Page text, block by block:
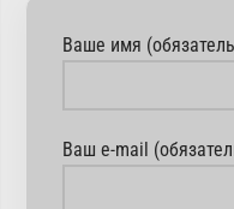
Ваше имя
Ваш e-mail